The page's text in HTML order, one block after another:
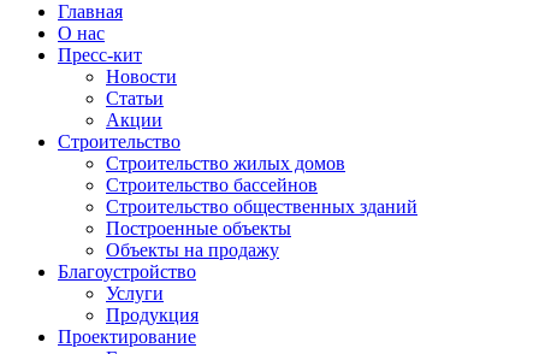
Главная
О нас
Пресс-кит
Новости
Статьи
Акции
Строительство
Строительство жилых домов
Строительство бассейнов
Строительство общественных зданий
Построенные объекты
Объекты на продажу
Благоустройство
Услуги
Продукция
Проектирование